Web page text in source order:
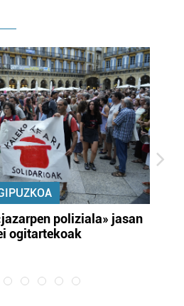
poliziala» jasan
ogitartekoak